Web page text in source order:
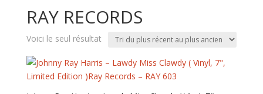
RAY RECORDS
Voici le seul résultat